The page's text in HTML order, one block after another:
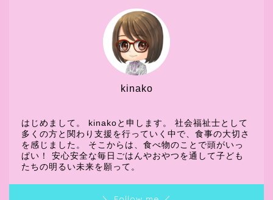
kinako
はじめまして。 kinakoと申します。 社会福祉士として
多くの方と関わり支援を行っていく中で、食事の大切さ
を感じました。 そこからは、食べ物のことで頭がいっ
ぱい！ 安心安全な毎日ごはんやおやつを通して子ども
たちの明るい未来を願って。